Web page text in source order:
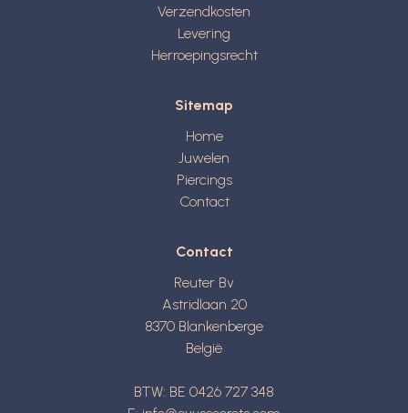
Verzendkosten
Levering
Herroepingsrecht
Sitemap
Home
Juwelen
Piercings
Contact
Contact
Reuter Bv
Astridlaan 20
8370 Blankenberge
België
BTW: BE 0426 727 348